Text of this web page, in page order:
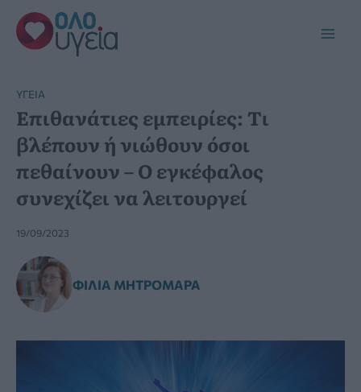
Μετάβαση
στο
περιεχόμενο
YΓΕΊΑ
Επιθανάτιες εμπειρίες: Tι
βλέπουν ή νιώθουν όσοι
πεθαίνουν – Ο εγκέφαλος
συνεχίζει να λειτουργεί
19/09/2023
ΦΊΛΙΑ ΜΗΤΡΟΜΆΡΑ